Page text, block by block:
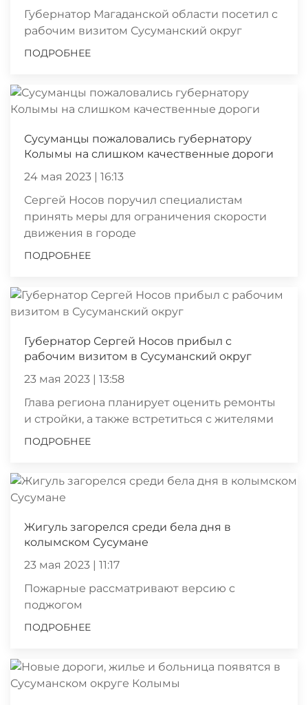
Губернатор Магаданской области посетил с
рабочим визитом Сусуманский округ
ПОДРОБНЕЕ
Сусуманцы пожаловались губернатору
Колымы на слишком качественные дороги
24 мая 2023 | 16:13
Сергей Носов поручил специалистам
принять меры для ограничения скорости
движения в городе
ПОДРОБНЕЕ
Губернатор Сергей Носов прибыл с
рабочим визитом в Сусуманский округ
23 мая 2023 | 13:58
Глава региона планирует оценить ремонты
и стройки, а также встретиться с жителями
ПОДРОБНЕЕ
Жигуль загорелся среди бела дня в
колымском Сусумане
23 мая 2023 | 11:17
Пожарные рассматривают версию с
поджогом
ПОДРОБНЕЕ